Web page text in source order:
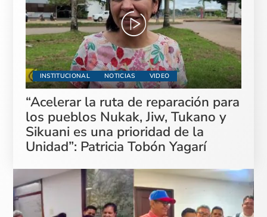
INSTITUCIONAL NOTICIAS VIDEO
“Acelerar la ruta de reparación para
los pueblos Nukak, Jiw, Tukano y
Sikuani es una prioridad de la
Unidad”: Patricia Tobón Yagarí